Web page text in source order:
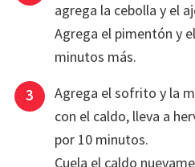
agrega la cebolla y el
Agrega el pimentón y
minutos más.
Agrega el sofrito y la
con el caldo, lleva a
por 10 minutos.
Cuela el caldo